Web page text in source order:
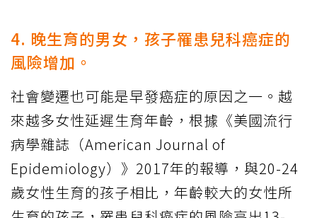
4. 晚生育的男女，孩子罹患兒科癌症的
風險增加。
社會變遷也可能是早發癌症的原因之一。越
來越多女性延遲生育年齡，根據《美國流行
病學雜誌（American Journal of
Epidemiology）》2017年的報導，與20-24
歲女性生育的孩子相比，年齡較大的女性所